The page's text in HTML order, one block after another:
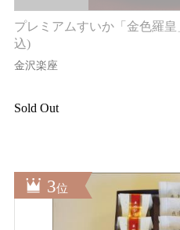
プレミアムすいか「金色羅
込)
金沢楽座
Sold Out